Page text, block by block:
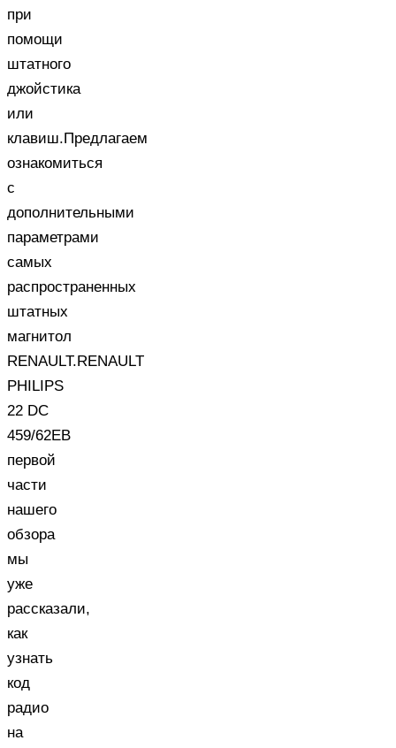
при
помощи
штатного
джойстика
или
клавиш.Предлагаем
ознакомиться
с
дополнительными
параметрами
самых
распространенных
штатных
магнитол
RENAULT.RENAULT
PHILIPS
22 DC
459/62EВ
первой
части
нашего
обзора
мы
уже
рассказали,
как
узнать
код
радио
на